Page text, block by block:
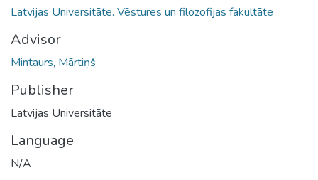
Latvijas Universitāte. Vēstures un filozofijas fakultāte
Advisor
Mintaurs, Mārtiņš
Publisher
Latvijas Universitāte
Language
N/A